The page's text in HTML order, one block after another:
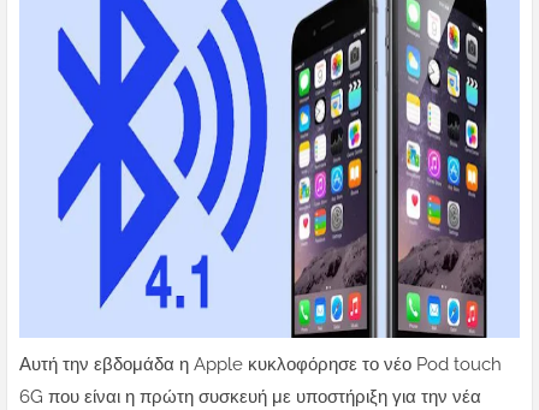
Αυτή την εβδομάδα η Apple κυκλοφόρησε το νέο Pod touch
6G που είναι η πρώτη συσκευή με υποστήριξη για την νέα